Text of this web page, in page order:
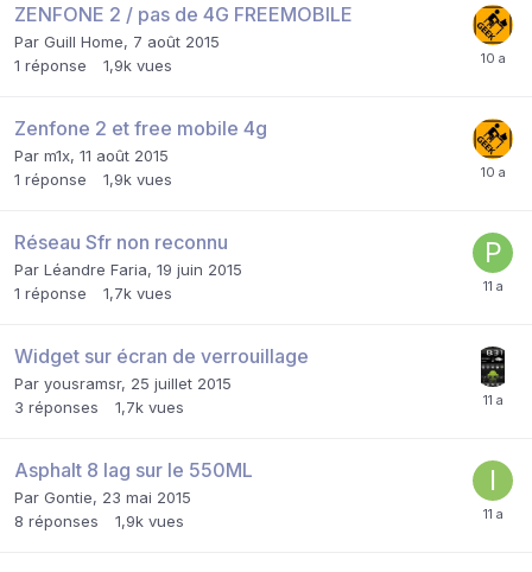
ZENFONE 2 / pas de 4G FREEMOBILE
Par Guill Home, 7 août 2015
1 réponse 1,9k vues
Zenfone 2 et free mobile 4g
Par m1x, 11 août 2015
1 réponse 1,9k vues
Réseau Sfr non reconnu
Par Léandre Faria, 19 juin 2015
1 réponse 1,7k vues
Widget sur écran de verrouillage
Par yousramsr, 25 juillet 2015
3 réponses 1,7k vues
Asphalt 8 lag sur le 550ML
Par Gontie, 23 mai 2015
8 réponses 1,9k vues